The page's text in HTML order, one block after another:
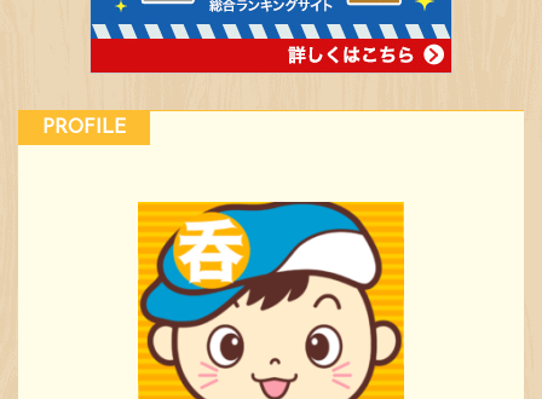
PROFILE